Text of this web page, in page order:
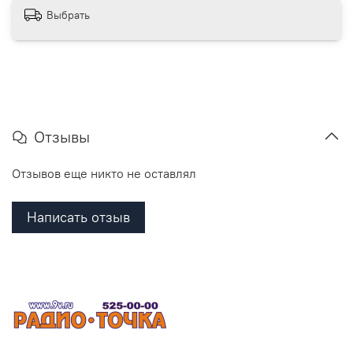
Выбрать
Отзывы
Отзывов еще никто не оставлял
Написать отзыв